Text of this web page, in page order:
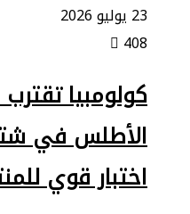
23 يوليو 2026
408
كولومبيا
الأطلس في
اختبار قوي